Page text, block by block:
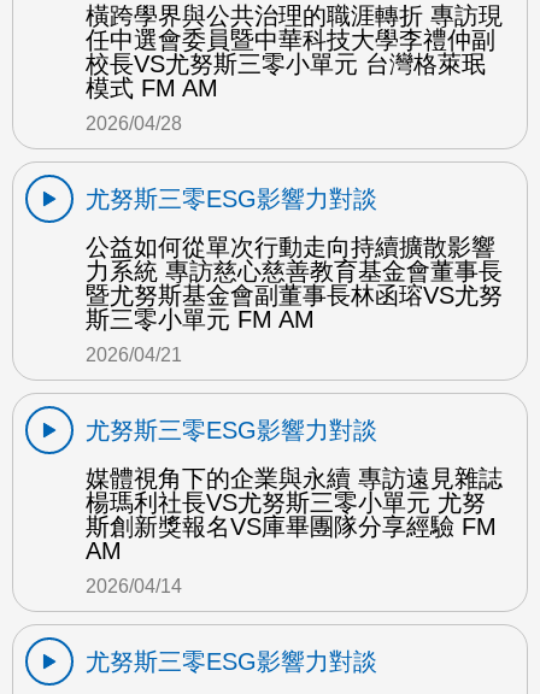
橫跨學界與公共治理的職涯轉折 專訪現
任中選會委員暨中華科技大學李禮仲副
校長VS尤努斯三零小單元 台灣格萊珉
模式 FM AM
2026/04/28
尤努斯三零ESG影響力對談
公益如何從單次行動走向持續擴散影響
力系統 專訪慈心慈善教育基金會董事長
暨尤努斯基金會副董事長林函瑢VS尤努
斯三零小單元 FM AM
2026/04/21
尤努斯三零ESG影響力對談
媒體視角下的企業與永續 專訪遠見雜誌
楊瑪利社長VS尤努斯三零小單元 尤努
斯創新獎報名VS庫畢團隊分享經驗 FM
AM
2026/04/14
尤努斯三零ESG影響力對談